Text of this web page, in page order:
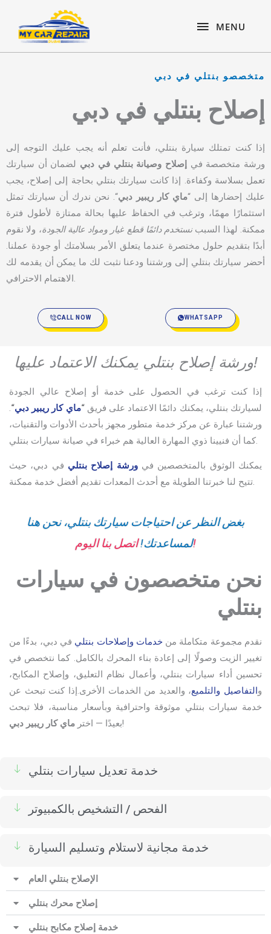
content
MENU
MENU
متخصصو بنتلي في دبي
إصلاح بنتلي في دبي
إذا كنت تمتلك سيارة بنتلي، فأنت تعلم أنه يجب عليك التوجه إلى
ورشة متخصصة فيإصلاح وصيانة بنتلي في دبي لضمان أن سيارتك
تعمل بسلاسة وكفاءة. إذا كانت سيارتك بنتلي بحاجة إلى إصلاح، يجب
عليك إحضارها إلى “ماي كار ريبير دبي“. نحن ندرك أن سيارتك تمثل
استثمارًا مهمًا، وترغب في الحفاظ عليها بحالة ممتازة لأطول فترة
ممكنة. لهذا السببنستخدم دائمًا قطع غيار ومواد عالية الجودة، ولا نقوم
أبدًا بتقديم حلول مختصرة عندما يتعلق الأمر بسلامتك أو جودة عملنا.
أحضر سيارتك بنتلي إلى ورشتنا ودعنا نثبت لك ما يمكن أن يقدمه لك
الاهتمام الاحترافي.
CALL NOW WHATSAPP
ورشة إصلاح بنتلي يمكنك الاعتماد عليها!
إذا كنت ترغب في الحصول على خدمة أو إصلاح عالي الجودة
لسيارتك بنتلي، يمكنك دائمًا الاعتماد على فريق“ماي كار ريبير دبي“
.
ورشتنا عبارة عن مركز خدمة متطور مجهز بأحدث الأدوات والتقنيات،
كما أن فنيينا ذوي المهارة العالية هم خبراء في صيانة سيارات بنتلي.
يمكنك الوثوق بالمتخصصين فيورشة إصلاح بنتلي في دبي، حيث
تتيح لنا خبرتنا الطويلة مع أحدث المعدات تقديم أفضل خدمة ممكنة.
بغض النظر عن احتياجات سيارتك بنتلي، نحن هنا
لمساعدتك!اتصل بنا اليوم!
نحن متخصصون في سيارات
بنتلي
نقدم مجموعة متكاملة منخدمات وإصلاحات بنتلي في دبي، بدءًا من
تغيير الزيت وصولًا إلى إعادة بناء المحرك بالكامل. كما نتخصص في
تحسين أداء سيارات بنتلي، وأعمال نظام التعليق، وإصلاح المكابح،
والتفاصيل والتلميع، والعديد من الخدمات الأخرى.إذا كنت تبحث عن
خدمة سيارات بنتلي موثوقة واحترافية وبأسعار مناسبة، فلا تبحث
بعيدًا — اختر ماي كار ريبير دبي !
خدمة تعديل سيارات بنتلي
الفحص / التشخيص بالكمبيوتر
خدمة مجانية لاستلام وتسليم السيارة
الإصلاح بنتلي العام
إصلاح محرك بنتلي
خدمة إصلاح مكابح بنتلي